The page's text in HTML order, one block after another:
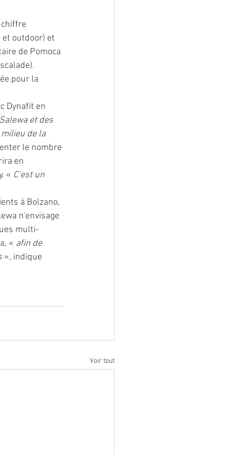
chiffre
et outdoor) et
de Pomoca
pour la
Dynafit en
et des
de la
le nombre
en
« C’est un
à Bolzano,
n'envisage
multi-
« afin de
», indique
Voir tout